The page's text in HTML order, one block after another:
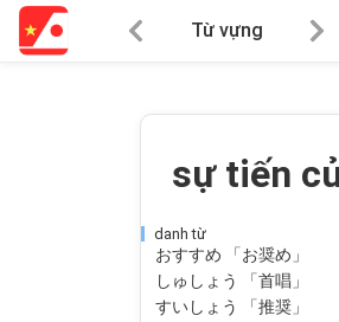
Từ vựng
sự tiến
danh từ
おすすめ 「お奨め」
しゅしょう 「首唱」
すいしょう 「推奨」